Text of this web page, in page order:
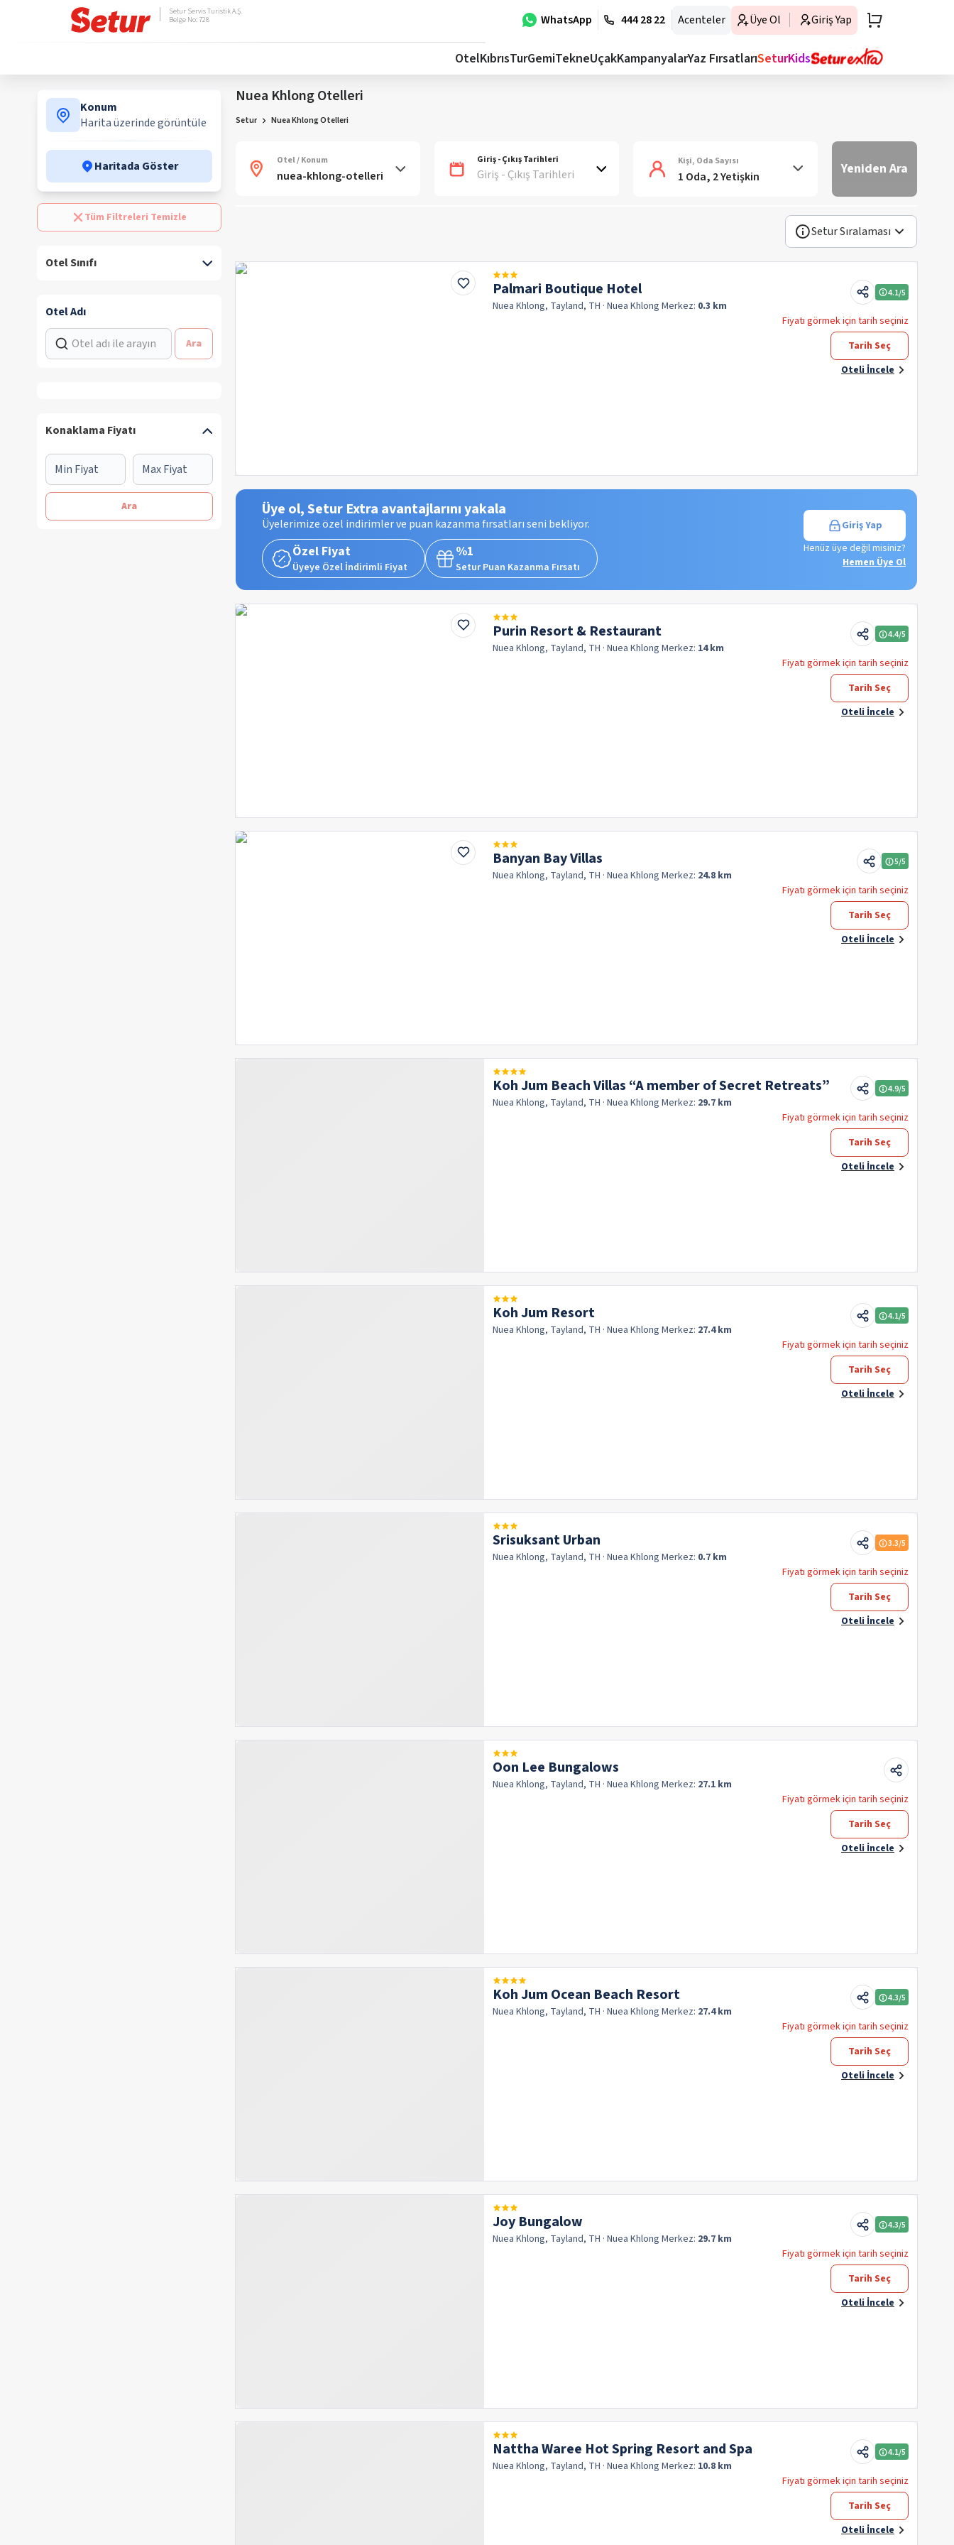
WhatsApp 444 28 22 Acenteler Üye Ol Giriş Yap
Setur Servis Turistik A.Ş.
Belge No: 728
OtelKıbrısTurGemiTekneUçakKampanyalarYaz FırsatlarıSeturKids
Konum
Harita üzerinde görüntüle
Haritada Göster
Tüm Filtreleri Temizle
Otel Sınıfı
Otel Adı
Ara
Konaklama Fiyatı
Ara
Nuea Khlong Otelleri
Setur Nuea Khlong Otelleri
Otel / Konum Giriş - Çıkış Tarihleri
Giriş - Çıkış Tarihleri
Kişi, Oda Sayısı
1 Oda, 2 Yetişkin Yeniden Ara
Setur Sıralaması
Palmari Boutique Hotel
Nuea Khlong, Tayland, TH · Nuea Khlong Merkez: 0.3 km
4.1/5
Fiyatı görmek için tarih seçiniz
Tarih Seç
Oteli İncele
Üye ol, Setur Extra avantajlarını yakala
Üyelerimize özel indirimler ve puan kazanma fırsatları seni bekliyor.
Özel Fiyat
Üyeye Özel İndirimli Fiyat
%1
Setur Puan Kazanma Fırsatı
Giriş Yap
Henüz üye değil misiniz?
Hemen Üye Ol
Purin Resort & Restaurant
Nuea Khlong, Tayland, TH · Nuea Khlong Merkez: 14 km
4.4/5
Fiyatı görmek için tarih seçiniz
Tarih Seç
Oteli İncele
Banyan Bay Villas
Nuea Khlong, Tayland, TH · Nuea Khlong Merkez: 24.8 km
5/5
Fiyatı görmek için tarih seçiniz
Tarih Seç
Oteli İncele
Koh Jum Beach Villas “A member of Secret Retreats”
Nuea Khlong, Tayland, TH · Nuea Khlong Merkez: 29.7 km
4.9/5
Fiyatı görmek için tarih seçiniz
Tarih Seç
Oteli İncele
Koh Jum Resort
Nuea Khlong, Tayland, TH · Nuea Khlong Merkez: 27.4 km
4.1/5
Fiyatı görmek için tarih seçiniz
Tarih Seç
Oteli İncele
Srisuksant Urban
Nuea Khlong, Tayland, TH · Nuea Khlong Merkez: 0.7 km
3.3/5
Fiyatı görmek için tarih seçiniz
Tarih Seç
Oteli İncele
Oon Lee Bungalows
Nuea Khlong, Tayland, TH · Nuea Khlong Merkez: 27.1 km
Fiyatı görmek için tarih seçiniz
Tarih Seç
Oteli İncele
Koh Jum Ocean Beach Resort
Nuea Khlong, Tayland, TH · Nuea Khlong Merkez: 27.4 km
4.3/5
Fiyatı görmek için tarih seçiniz
Tarih Seç
Oteli İncele
Joy Bungalow
Nuea Khlong, Tayland, TH · Nuea Khlong Merkez: 29.7 km
4.3/5
Fiyatı görmek için tarih seçiniz
Tarih Seç
Oteli İncele
Nattha Waree Hot Spring Resort and Spa
Nuea Khlong, Tayland, TH · Nuea Khlong Merkez: 10.8 km
4.1/5
Fiyatı görmek için tarih seçiniz
Tarih Seç
Oteli İncele